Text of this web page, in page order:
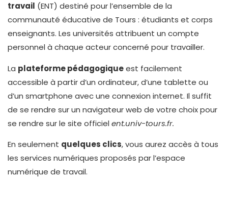
travail (ENT) destiné pour l’ensemble de la
communauté éducative de Tours : étudiants et corps
enseignants. Les universités attribuent un compte
personnel à chaque acteur concerné pour travailler.
La plateforme pédagogiqueest facilement
accessible à partir d’un ordinateur, d’une tablette ou
d’un smartphone avec une connexion internet. Il suffit
de se rendre sur un navigateur web de votre choix pour
se rendre sur le site officiel ent.univ-tours.fr.
En seulement quelques clics, vous aurez accès à tous
les services numériques proposés par l’espace
numérique de travail.